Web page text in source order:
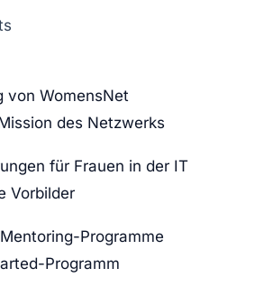
von WomensNet
des Netzwerks
für Frauen in der IT
Vorbilder
Programme
Programm